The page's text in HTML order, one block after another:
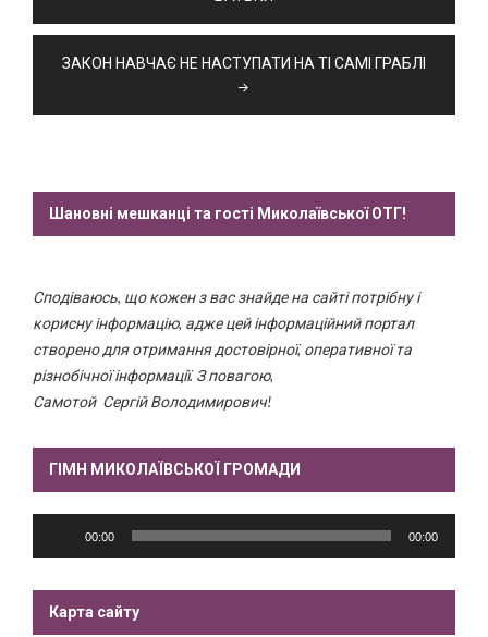
ЗАКОН НАВЧАЄ НЕ НАСТУПАТИ НА ТІ САМІ ГРАБЛІ
Шановні мешканці та гості Миколаївської ОТГ!
Сподіваюсь, що кожен з вас знайде на сайті потрібну і
корисну інформацію, адже цей інформаційний портал
створено для отримання достовірної, оперативної та
різнобічної інформації. З повагою,
Самотой Сергій Володимирович!
ГІМН МИКОЛАЇВСЬКОЇ ГРОМАДИ
00:00 00:00
Карта сайту